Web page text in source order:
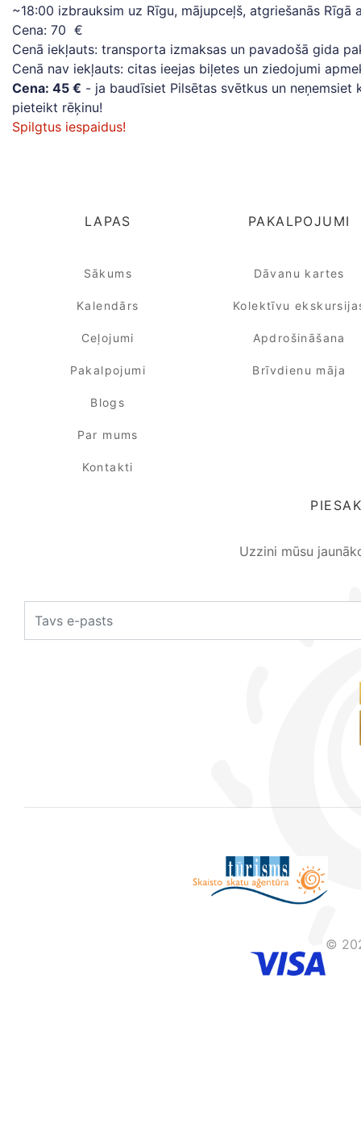
~18:00 izbrauksim uz Rīgu, mājupceļš, atgriešanās Rīgā
Cena: 70 €
Cenā iekļauts: transporta izmaksas un pavadošā gida
Cenā nav iekļauts: citas ieejas biļetes un ziedojumi
Cena: 45 € - ja baudīsiet Pilsētas svētkus un
pieteikt rēķinu!
Spilgtus iespaidus!
LAPAS
Sākums
Kalendārs
Ceļojumi
Pakalpojumi
Blogs
Par mums
Kontakti
PAKALPOJUMI
Dāvanu kartes
Kolektīvu
Apdrošināšana
Brīvdienu māja
Uzzini mūsu
©